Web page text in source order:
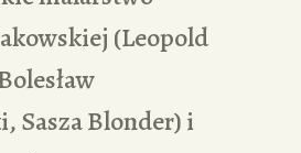
(Leopold
Sasza Blonder) i